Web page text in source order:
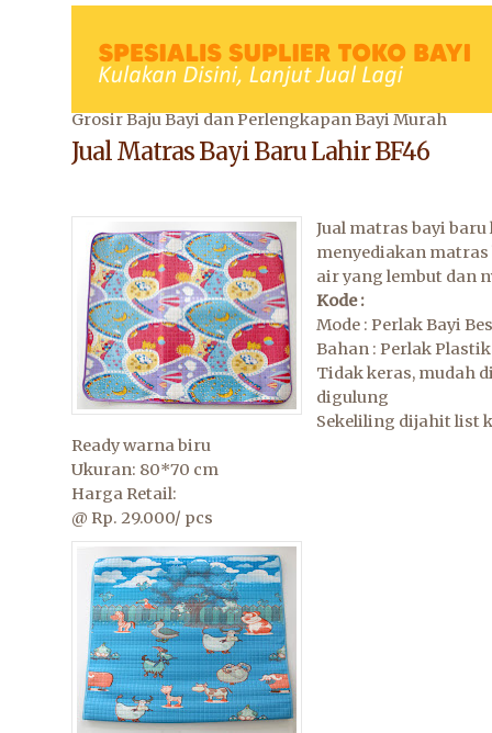
Grosir Baju Bayi dan Perlengkapan Bayi Murah
Jual Matras Bayi Baru Lahir BF46
Jual matras bayi
menyediakan
air yang lembut dan
Kode :
Mode : Perlak Bayi
Bahan : Perlak
Tidak keras, mudah
digulung
Sekeliling dijahit list
Ready warna biru
Ukuran: 80*70 cm
Harga Retail:
@ Rp. 29.000/ pcs